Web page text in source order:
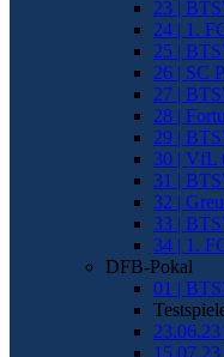
23 |
24 | 1.
25 |
26 | SC
27 |
28 |
29 |
30 | VfL
31 |
32 |
33 |
34 | 1.
DFB-Pokal
01 |